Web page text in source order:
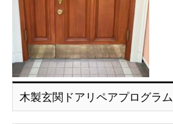
木製玄関ドアリペアプログラム